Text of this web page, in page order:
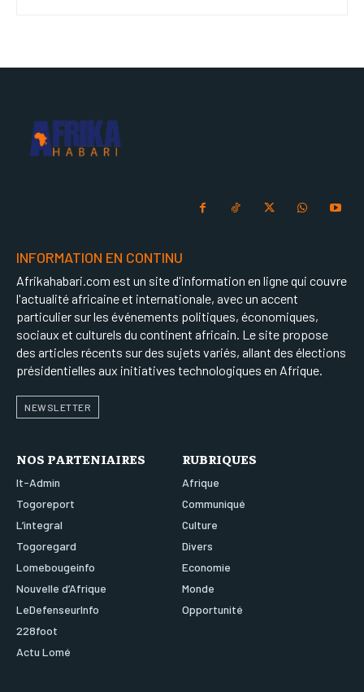
INFORMATION EN CONTINU
Afrikahabari.com est un site d'information en ligne qui couvre
l'actualité africaine et internationale, avec un accent
particulier sur les événements politiques, économiques,
sociaux et culturels du continent africain. Le site propose
des articles récents sur des sujets variés, allant des élections
présidentielles aux initiatives technologiques en Afrique.
NEWSLETTER
NOS PARTENIAIRES
It-Admin
Togoreport
L’integral
Togoregard
Lomebougeinfo
Nouvelle d’Afrique
LeDefenseurInfo
228foot
Actu Lomé
RUBRIQUES
Afrique
Communiqué
Culture
Divers
Economie
Monde
Opportunité